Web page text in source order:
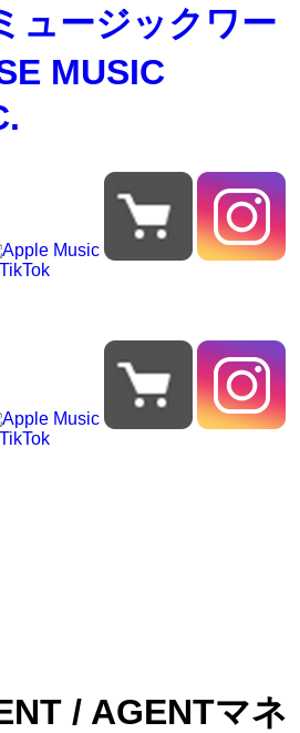
ュージックワー
MUSIC
/ AGENTマネ